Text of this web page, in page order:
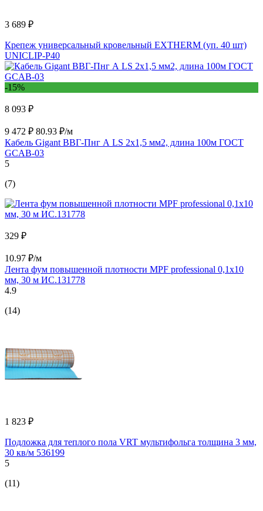
3 689 ₽
Крепеж универсальный кровельный EXTHERM (уп. 40 шт)
UNICLIP-P40
-15%
8 093 ₽
9 472 ₽ 80.93 ₽/м
Кабель Gigant ВВГ-Пнг А LS 2x1,5 мм2, длина 100м ГОСТ
GCAB-03
5
(7)
329 ₽
10.97 ₽/м
Лента фум повышенной плотности MPF professional 0,1х10
мм, 30 м ИС.131778
4.9
(14)
1 823 ₽
Подложка для теплого пола VRT мультифольга толщина 3 мм,
30 кв/м 536199
5
(11)